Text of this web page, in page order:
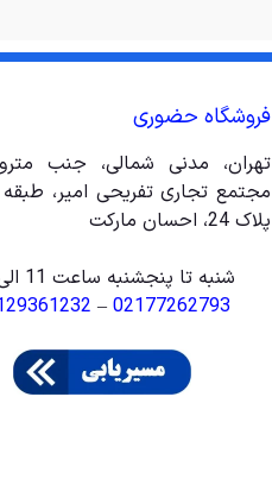
فروشگاه حضوری
تهران، مدنی شمالی، جنب
پلاک 24، احسان مارکت
شنبه تا پنجشنبه ساعت 11 الی 20
02177262793
–